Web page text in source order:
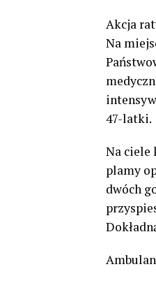
Akcja
Na
47-latki.
Na ciele
plamy
dwóch